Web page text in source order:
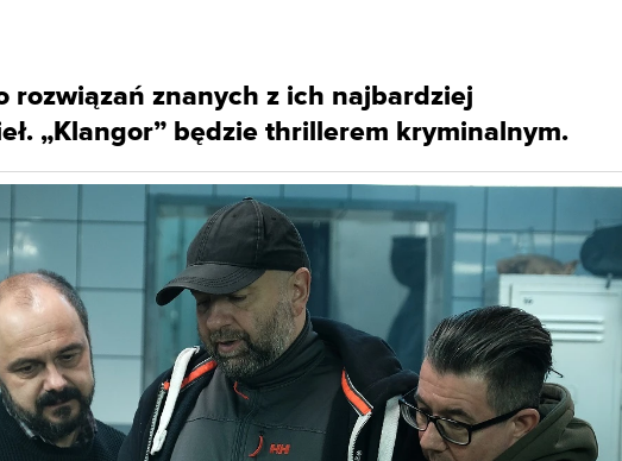
rozwiązań znanych z ich najbardziej
„Klangor” będzie thrillerem kryminalnym.